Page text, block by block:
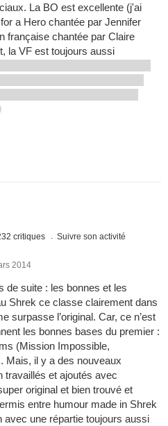
La BO est excellente (j'ai
a Hero chantée par Jennifer
française chantée par Claire
la VF est toujours aussi
critiques Suivre son activité
2014
de suite : les bonnes et les
Shrek ce classe clairement dans
surpasse l’original. Car, ce n’est
les bonnes bases du premier :
(Mission Impossible,
il y a des nouveaux
travaillés et ajoutés avec
original et bien trouvé et
entre humour made in Shrek
une répartie toujours aussi